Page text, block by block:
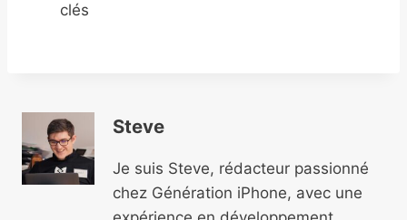
clés
Steve
Je suis Steve, rédacteur passionné
chez Génération iPhone, avec une